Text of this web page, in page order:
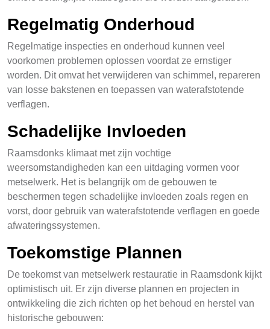
Regelmatig Onderhoud
Regelmatige inspecties en onderhoud kunnen veel
voorkomen problemen oplossen voordat ze ernstiger
worden. Dit omvat het verwijderen van schimmel, repareren
van losse bakstenen en toepassen van waterafstotende
verflagen.
Schadelijke Invloeden
Raamsdonks klimaat met zijn vochtige
weersomstandigheden kan een uitdaging vormen voor
metselwerk. Het is belangrijk om de gebouwen te
beschermen tegen schadelijke invloeden zoals regen en
vorst, door gebruik van waterafstotende verflagen en goede
afwateringssystemen.
Toekomstige Plannen
De toekomst van metselwerk restauratie in Raamsdonk kijkt
optimistisch uit. Er zijn diverse plannen en projecten in
ontwikkeling die zich richten op het behoud en herstel van
historische gebouwen: